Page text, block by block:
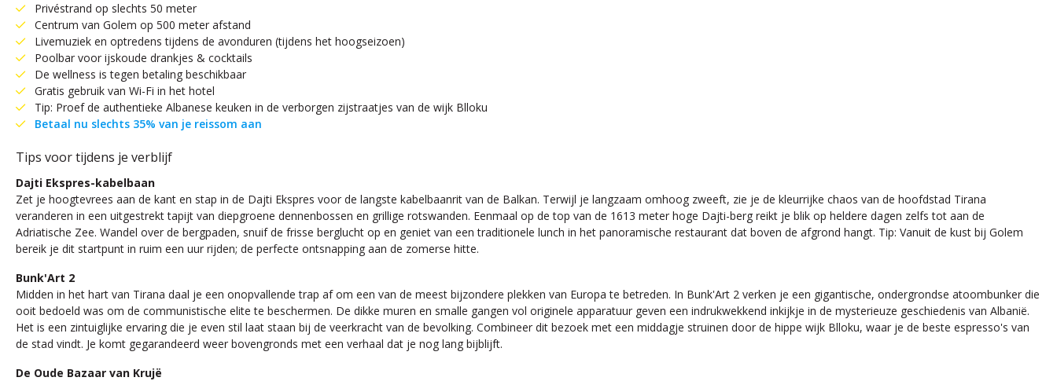
Privéstrand op slechts 50 meter
Centrum van Golem op 500 meter afstand
Livemuziek en optredens tijdens de avonduren (tijdens het hoogseizoen)
Poolbar voor ijskoude drankjes & cocktails
De wellness is tegen betaling beschikbaar
Gratis gebruik van Wi-Fi in het hotel
Tip: Proef de authentieke Albanese keuken in de verborgen zijstraatjes van de wijk Blloku
Betaal nu slechts 35% van je reissom aan
Tips voor tijdens je verblijf
Dajti Ekspres-kabelbaan
Zet je hoogtevrees aan de kant en stap in de Dajti Ekspres voor de langste kabelbaanrit van de Balkan. Terwijl je langzaam omhoog zweeft, zie je de kleurrijke chaos van de hoofdstad Tirana
veranderen in een uitgestrekt tapijt van diepgroene dennenbossen en grillige rotswanden. Eenmaal op de top van de 1613 meter hoge Dajti-berg reikt je blik op heldere dagen zelfs tot aan de
Adriatische Zee. Wandel over de bergpaden, snuif de frisse berglucht op en geniet van een traditionele lunch in het panoramische restaurant dat boven de afgrond hangt. Tip: Vanuit de kust bij Golem
bereik je dit startpunt in ruim een uur rijden; de perfecte ontsnapping aan de zomerse hitte.
Bunk'Art 2
Midden in het hart van Tirana daal je een onopvallende trap af om een van de meest bijzondere plekken van Europa te betreden. In Bunk'Art 2 verken je een gigantische, ondergrondse atoombunker die
ooit bedoeld was om de communistische elite te beschermen. De dikke muren en smalle gangen vol originele apparatuur geven een indrukwekkend inkijkje in de mysterieuze geschiedenis van Albanië.
Het is een zintuiglijke ervaring die je even stil laat staan bij de veerkracht van de bevolking. Combineer dit bezoek met een middagje struinen door de hippe wijk Blloku, waar je de beste espresso's van
de stad vindt. Je komt gegarandeerd weer bovengronds met een verhaal dat je nog lang bijblijft.
De Oude Bazaar van Krujë